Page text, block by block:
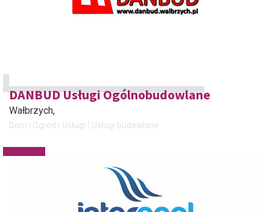
DANBUD Usługi Ogólnobudowlane
Wałbrzych,
Dom i Ogród Usługi Usługi budowlane